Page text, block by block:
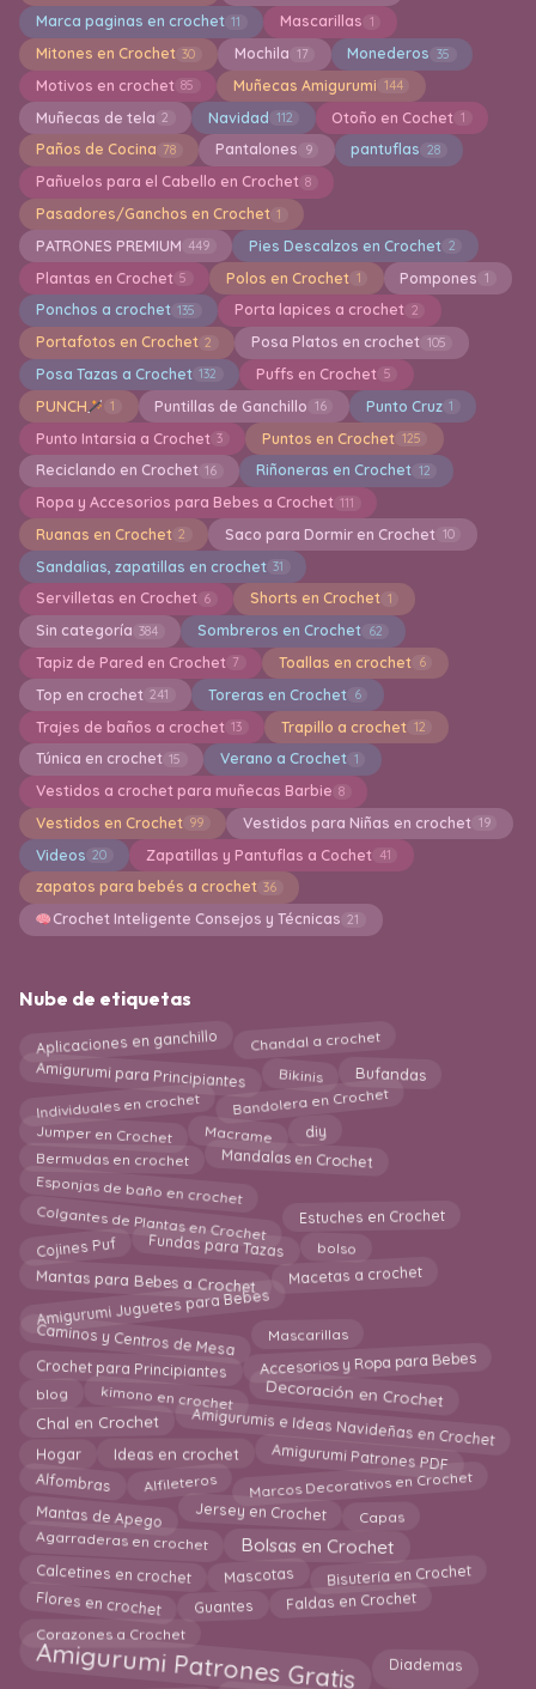
Marca paginas en crochet 11 Mascarillas 1
Mitones en Crochet 30 Mochila 17 Monederos 35
Motivos en crochet 85 Muñecas Amigurumi 144
Muñecas de tela 2 Navidad 112 Otoño en Cochet 1
Paños de Cocina 78 Pantalones 9 pantuflas 28
Pañuelos para el Cabello en Crochet 8
Pasadores/Ganchos en Crochet 1
PATRONES PREMIUM 449 Pies Descalzos en Crochet 2
Plantas en Crochet 5 Polos en Crochet 1 Pompones 1
Ponchos a crochet 135 Porta lapices a crochet 2
Portafotos en Crochet 2 Posa Platos en crochet 105
Posa Tazas a Crochet 132 Puffs en Crochet 5
PUNCH 1 Puntillas de Ganchillo 16 Punto Cruz 1
Punto Intarsia a Crochet 3 Puntos en Crochet 125
Reciclando en Crochet 16 Riñoneras en Crochet 12
Ropa y Accesorios para Bebes a Crochet 111
Ruanas en Crochet 2 Saco para Dormir en Crochet 10
Sandalias, zapatillas en crochet 31
Servilletas en Crochet 6 Shorts en Crochet 1
Sin categoría 384 Sombreros en Crochet 62
Tapiz de Pared en Crochet 7 Toallas en crochet 6
Top en crochet 241 Toreras en Crochet 6
Trajes de baños a crochet 13 Trapillo a crochet 12
Túnica en crochet 15 Verano a Crochet 1
Vestidos a crochet para muñecas Barbie 8
Vestidos en Crochet 99 Vestidos para Niñas en crochet 19
Videos 20 Zapatillas y Pantuflas a Cochet 41
zapatos para bebés a crochet 36
Crochet Inteligente Consejos y Técnicas 21
Nube de etiquetas
Aplicaciones en ganchillo Chandal a crochet
Amigurumi para Principiantes Bikinis Bufandas
Individuales en crochet Bandolera en Crochet
Jumper en Crochet Macrame diy
Bermudas en crochet Mandalas en Crochet
Esponjas de baño en crochet
Colgantes de Plantas en Crochet Estuches en Crochet
Cojines Puf Fundas para Tazas bolso
Mantas para Bebes a Crochet Macetas a crochet
Amigurumi Juguetes para Bebes
Caminos y Centros de Mesa Mascarillas
Crochet para Principiantes Accesorios y Ropa para Bebes
blog kimono en crochet Decoración en Crochet
Chal en Crochet Amigurumis e Ideas Navideñas en Crochet
Hogar Ideas en crochet Amigurumi Patrones PDF
Alfombras Alfileteros Marcos Decorativos en Crochet
Mantas de Apego Jersey en Crochet Capas
Agarraderas en crochet Bolsas en Crochet
Calcetines en crochet Mascotas Bisutería en Crochet
Flores en crochet Guantes Faldas en Crochet
Corazones a Crochet
Amigurumi Patrones Gratis Diademas